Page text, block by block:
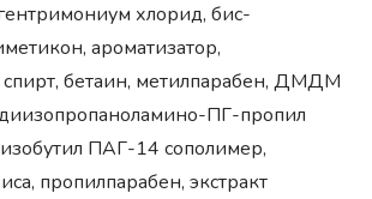
хлорид, бис-
ароматизатор,
бетаин, метилпарабен, ДМДМ
ПГ-пропил
ПАГ-14 сополимер,
пропилпарабен, экстракт